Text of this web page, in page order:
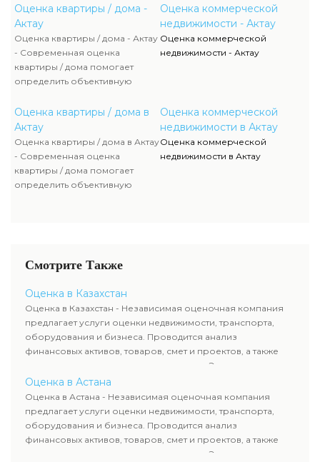
рыночной ситуации и
технических характеристик
объекта. Эксперты проводят
анализ направлений финансы,
смета, товары и других
факторов, влияющих на
дома. Профессиональный
подход обеспечивает
финансовую выгоду и
безопасность сделки.
Оценка квартиры / дома -
Актау
Оценка квартиры / дома - Актау
- Современная оценка
квартиры / дома помогает
определить объективную
учетом рыночной ситуации и
технических характеристик
объекта. Эксперты проводят
анализ направлений финансы,
смета, товары и других
факторов, влияющих на
Оценка квартиры / дома в
Актау
Оценка квартиры / дома в Актау
- Современная оценка
квартиры / дома помогает
определить объективную
смета, товары и других
итоговую цену квартиры или
дома. Профессиональный
подход обеспечивает
финансовую выгоду и
безопасность сделки.
Оценка коммерческой
недвижимости - Актау
Оценка коммерческой
недвижимости - Актау
Оценка коммерческой
недвижимости в Актау
Оценка коммерческой
недвижимости в Актау
Смотрите Также
Оценка в Казахстан
Оценка в Казахстан - Независимая оценочная компания
предлагает услуги оценки недвижимости, транспорта,
оборудования и бизнеса. Проводится анализ
финансовых активов, товаров, смет и проектов, а также
оценка животных и недропользования. Эксперты
определяют рыночную стоимость имущества и
рассчитывают ущерб. Все отчеты соответствуют
требованиям законодательства и используются для
сделок, кредитования и судебных процессов.
Оценка в Астана
Оценка в Астана - Независимая оценочная компания
предлагает услуги оценки недвижимости, транспорта,
оборудования и бизнеса. Проводится анализ
финансовых активов, товаров, смет и проектов, а также
оценка животных и недропользования. Эксперты